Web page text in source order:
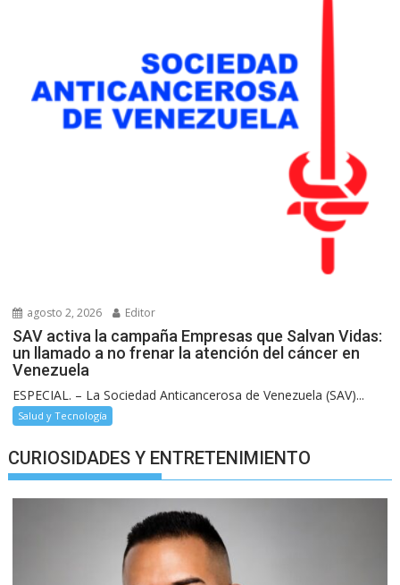
agosto 2, 2026 Editor
SAV activa la campaña Empresas que Salvan Vidas:
un llamado a no frenar la atención del cáncer en
Venezuela
ESPECIAL. – La Sociedad Anticancerosa de Venezuela (SAV)...
Salud y Tecnología
CURIOSIDADES Y ENTRETENIMIENTO